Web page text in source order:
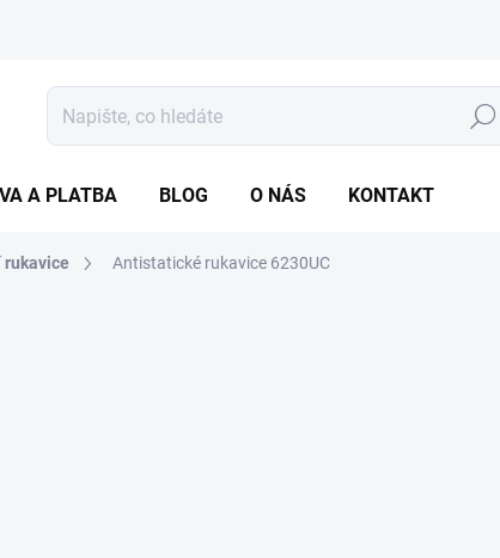
Hledat
A PLATBA BLOG O NÁS KONTAKT
rukavice Antistatické rukavice 6230UC